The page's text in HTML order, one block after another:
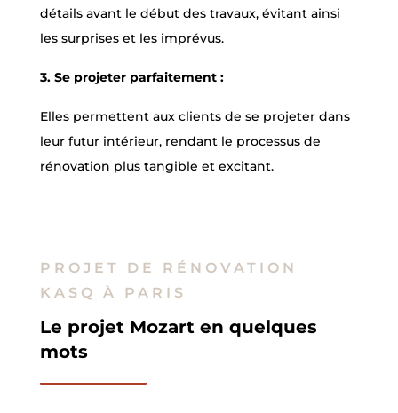
détails avant le début des travaux, évitant ainsi
les surprises et les imprévus.
3. Se projeter parfaitement :
Elles permettent aux clients de se projeter dans
leur futur intérieur, rendant le processus de
rénovation plus tangible et excitant.
PROJET DE RÉNOVATION
KASQ À PARIS
Le projet Mozart en quelques
mots